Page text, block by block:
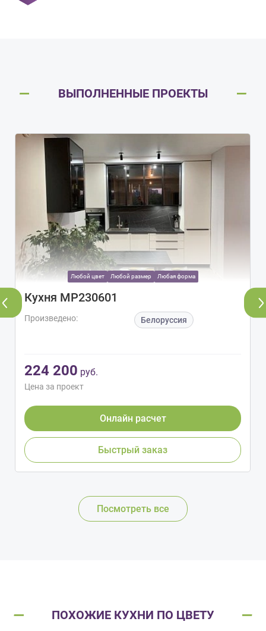
ВЫПОЛНЕННЫЕ ПРОЕКТЫ
Любой цвет Любой размер Любая форма
Кухня МР230601
Произведено: Белоруссия
224 200 руб.
Цена за проект
Онлайн расчет
Быстрый заказ
Посмотреть все
ПОХОЖИЕ КУХНИ ПО ЦВЕТУ